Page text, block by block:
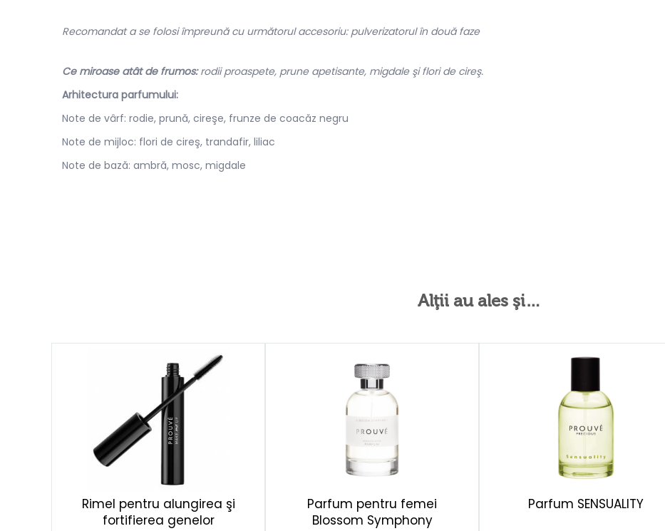
Recomandat a se folosi împreună cu următorul accesoriu: pulverizatorul în două faze
Ce miroase atât de frumos:rodii proaspete, prune apetisante, migdale şi flori de cireş.
Arhitectura parfumului:
Note de vârf: rodie, prună, cireşe, frunze de coacăz negru
Note de mijloc: flori de cireş, trandafir, liliac
Note de bază: ambră, mosc, migdale
Alţii au ales şi…
Rimel pentru alungirea şi
fortifierea genelor
Parfum pentru femei
Blossom Symphony
Parfum SENSUALITY